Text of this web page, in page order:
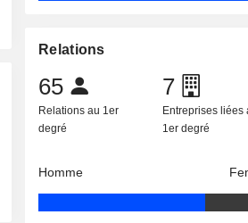
Relations
65
Relations au 1er
degré
7
Entreprises liées
1er degré
Homme